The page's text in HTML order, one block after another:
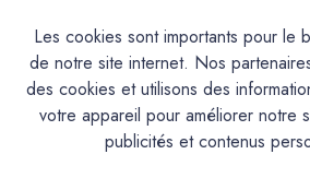
Caractéristiques
Documentation
Les cookies sont importants pour le
de notre site internet. Nos
des cookies et utilisons des
votre appareil pour améliorer notre
publicités et contenus